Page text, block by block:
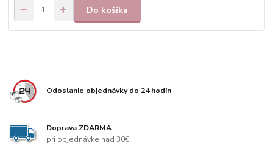
Do košíka
Odoslanie objednávky do 24 hodín
Doprava ZDARMA
pri objednávke nad 30€